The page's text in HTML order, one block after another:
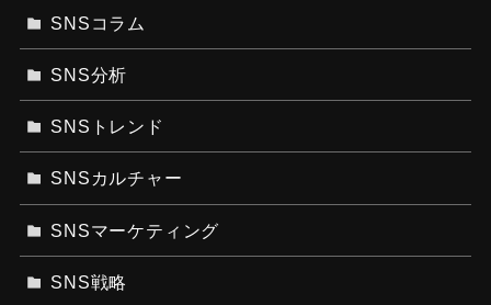
SNSコラム
SNS分析
SNSトレンド
SNSカルチャー
SNSマーケティング
SNS戦略